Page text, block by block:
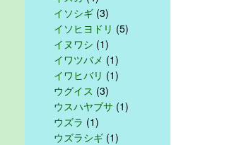
イソシギ (3)
イソヒヨドリ (5)
イヌワシ (1)
イワツバメ (1)
イワヒバリ (1)
ウグイス (3)
ウスハヤブサ (1)
ウズラ (1)
ウズラシギ (1)